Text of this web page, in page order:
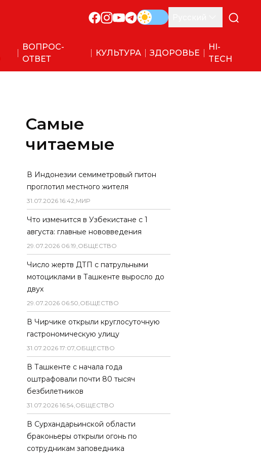
ВОПРОС-
ОТВЕТ
КУЛЬТУРА ЗДОРОВЬЕ
HI-
TECH
Самые
читаемые
В Индонезии семиметровый питон
проглотил местного жителя
31.07.2026 16:42,МИР
Что изменится в Узбекистане с 1
августа: главные нововведения
29.07.2026 06:19,ОБЩЕСТВО
Число жертв ДТП с патрульными
мотоциклами в Ташкенте выросло до
двух
29.07.2026 06:50,ОБЩЕСТВО
В Чирчике открыли круглосуточную
гастрономическую улицу
31.07.2026 17:07,ОБЩЕСТВО
В Ташкенте с начала года
оштрафовали почти 80 тысяч
безбилетников
31.07.2026 16:54,ОБЩЕСТВО
В Сурхандарьинской области
браконьеры открыли огонь по
сотрудникам заповедника